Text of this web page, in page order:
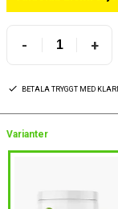
- +
BETALA TRYGGT MED
Varianter